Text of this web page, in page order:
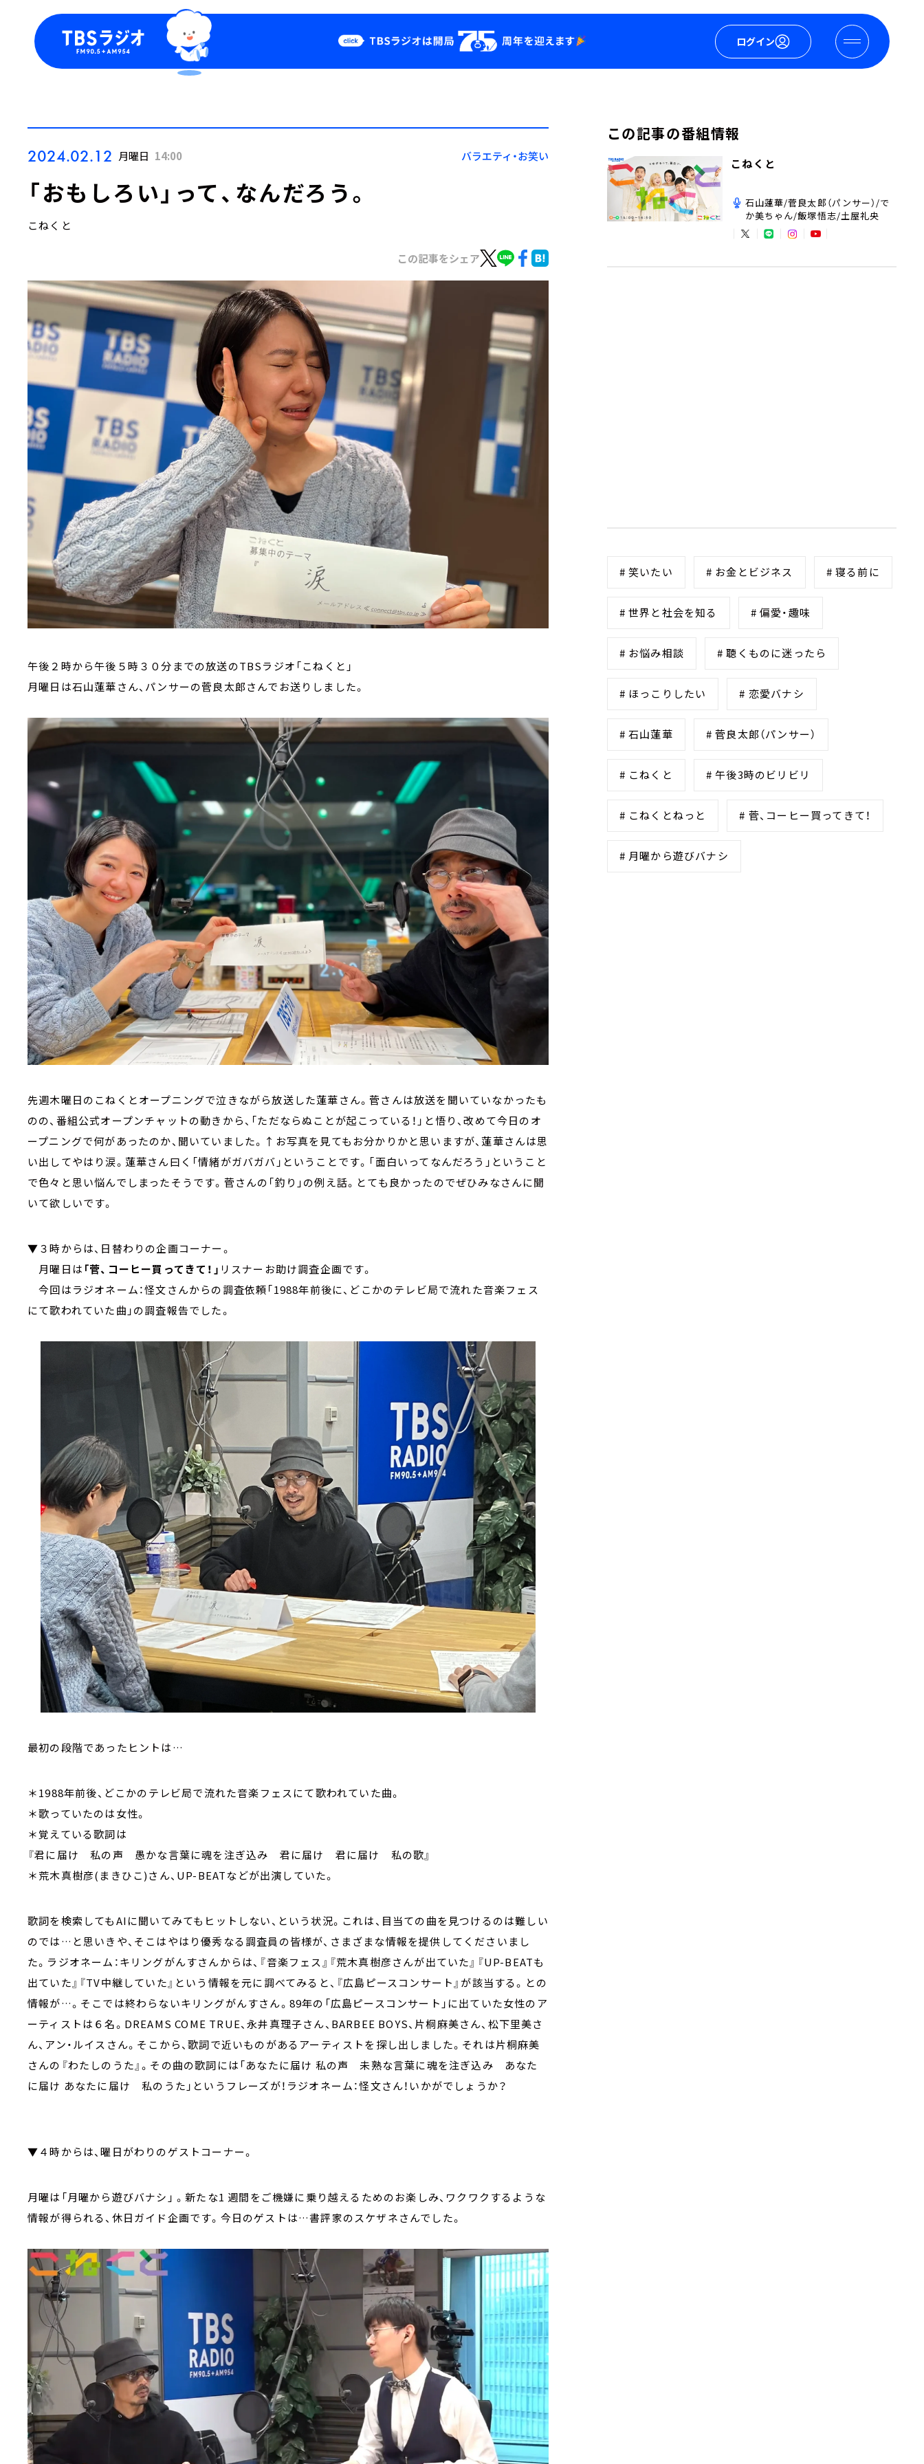
ログイン
Podcast
YouTube
会社情報
2024.02.12 月曜日 14:00 バラエティ・お笑い
「おもしろい」って、なんだろう。
こねくと
この記事をシェア
午後２時から午後５時３０分までの放送のTBSラジオ「こねくと」
月曜日は石山蓮華さん、パンサーの菅良太郎さんでお送りしました。
先週木曜日のこねくとオープニングで泣きながら放送した蓮華さん。菅さんは放送を聞いていなかったも
のの、番組公式オープンチャットの動きから、「ただならぬことが起こっている！」と悟り、改めて今日のオ
ープニングで何があったのか、聞いていました。↑お写真を見てもお分かりかと思いますが、蓮華さんは思
い出してやはり涙。蓮華さん曰く「情緒がガバガバ」ということです。「面白いってなんだろう」ということ
で色々と思い悩んでしまったそうです。菅さんの「釣り」の例え話。とても良かったのでぜひみなさんに聞
いて欲しいです。
▼３時からは、日替わりの企画コーナー。
月曜日は 「菅、コーヒー買ってきて！」 リスナーお助け調査企画です。
今回はラジオネーム：怪文さんからの調査依頼「1988年前後に、どこかのテレビ局で流れた音楽フェス
にて歌われていた曲」の調査報告でした。
最初の段階であったヒントは…
＊1988年前後、どこかのテレビ局で流れた音楽フェスにて歌われていた曲。
＊歌っていたのは女性。
＊覚えている歌詞は
『君に届け 私の声 愚かな言葉に魂を注ぎ込み 君に届け 君に届け 私の歌』
＊荒木真樹彦(まきひこ)さん、UP-BEATなどが出演していた。
歌詞を検索してもAIに聞いてみてもヒットしない、という状況。これは、目当ての曲を見つけるのは難しい
のでは…と思いきや、そこはやはり優秀なる調査員の皆様が、さまざまな情報を提供してくださいまし
た。ラジオネーム：キリングがんすさんからは、『音楽フェス』『荒木真樹彦さんが出ていた』『UP-BEATも
出ていた』『TV中継していた』という情報を元に調べてみると、『広島ピースコンサート』が該当する。との
情報が…。そこでは終わらないキリングがんすさん。89年の「広島ピースコンサート」に出ていた女性のア
ーティストは６名。DREAMS COME TRUE、永井真理子さん、BARBEE BOYS、片桐麻美さん、松下里美さ
ん、アン・ルイスさん。そこから、歌詞で近いものがあるアーティストを探し出しました。それは片桐麻美
さんの『わたしのうた』。その曲の歌詞には「あなたに届け 私の声 未熟な言葉に魂を注ぎ込み あなた
に届け あなたに届け 私のうた」というフレーズが！ラジオネーム：怪文さん！いかがでしょうか？
▼４時からは、曜日がわりのゲストコーナー。
月曜は「月曜から遊びバナシ」 。新たな1 週間をご機嫌に乗り越えるためのお楽しみ、ワクワクするような
情報が得られる、休⽇ガイド企画です。今日のゲストは…書評家のスケザネさんでした。
この記事の番組情報
こねくと
石山蓮華/菅良太郎（パンサー）/で
か美ちゃん/飯塚悟志/土屋礼央
# 笑いたい # お金とビジネス # 寝る前に
# 世界と社会を知る # 偏愛・趣味
# お悩み相談 # 聴くものに迷ったら
# ほっこりしたい # 恋愛バナシ
# 石山蓮華 # 菅良太郎（パンサー）
# こねくと # 午後3時のビリビリ
# こねくとねっと # 菅、コーヒー買ってきて！
# 月曜から遊びバナシ